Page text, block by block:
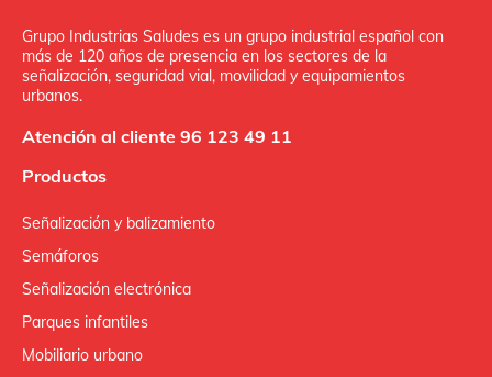
Grupo Industrias Saludes es un grupo industrial español con
más de 120 años de presencia en los sectores de la
señalización, seguridad vial, movilidad y equipamientos
urbanos.
Atención al cliente 96 123 49 11
Productos
Señalización y balizamiento
Semáforos
Señalización electrónica
Parques infantiles
Mobiliario urbano